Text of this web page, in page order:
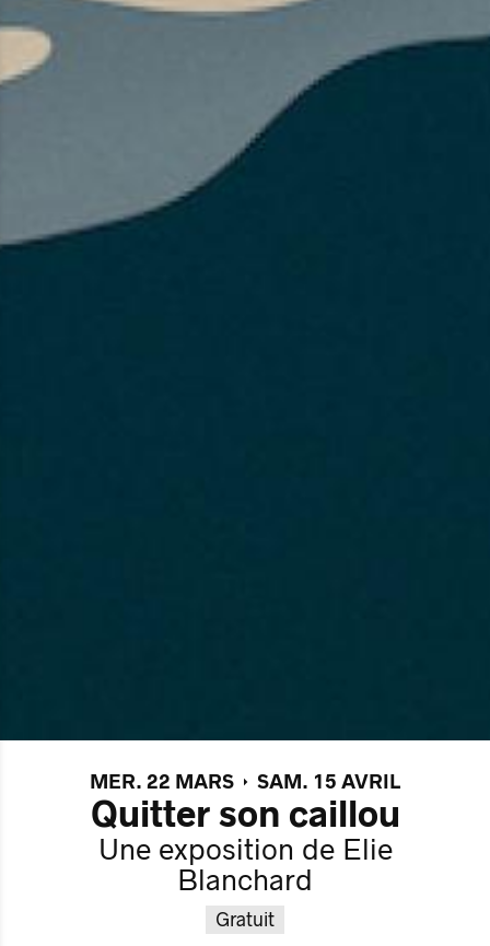
MER. 22 MARS SAM. 15 AVRIL
Quitter son caillou
Une exposition de Elie
Blanchard
Gratuit